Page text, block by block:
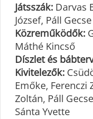
Játsszák: Darvas
József, Páll
Közreműködők:
Máthé Kincső
Díszlet és
Kivitelezők:
Emőke, Ferenczi
Zoltán, Páll
Sánta Yvette